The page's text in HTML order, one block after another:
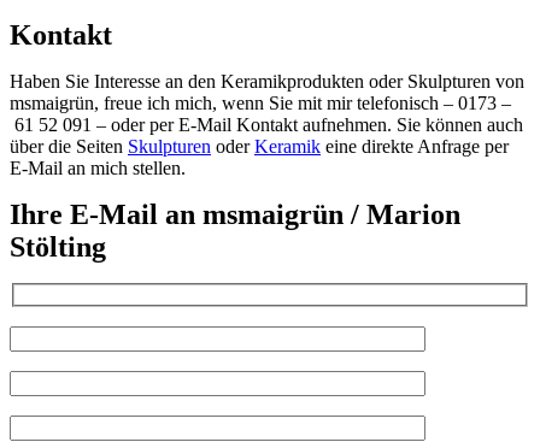
Kontakt
Haben Sie Interesse an den Keramikprodukten oder Skulpturen von
msmaigrün, freue ich mich, wenn Sie mit mir telefonisch – 0173 –
61 52 091 – oder per E-Mail Kontakt aufnehmen. Sie können auch
über die Seiten Skulpturen oderKeramik eine direkte Anfrage per
E-Mail an mich stellen.
Ihre E-Mail an msmaigrün / Marion
Stölting